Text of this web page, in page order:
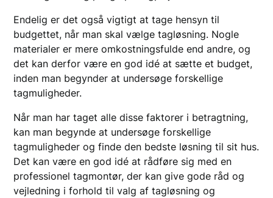
Endelig er det også vigtigt at tage hensyn til
budgettet, når man skal vælge tagløsning. Nogle
materialer er mere omkostningsfulde end andre, og
det kan derfor være en god idé at sætte et budget,
inden man begynder at undersøge forskellige
tagmuligheder.
Når man har taget alle disse faktorer i betragtning,
kan man begynde at undersøge forskellige
tagmuligheder og finde den bedste løsning til sit hus.
Det kan være en god idé at rådføre sig med en
professionel tagmontør, der kan give gode råd og
vejledning i forhold til valg af tagløsning og